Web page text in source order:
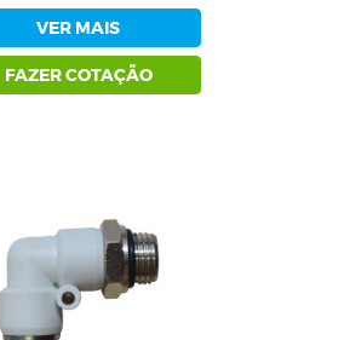
VER MAIS
FAZER COTAÇÃO